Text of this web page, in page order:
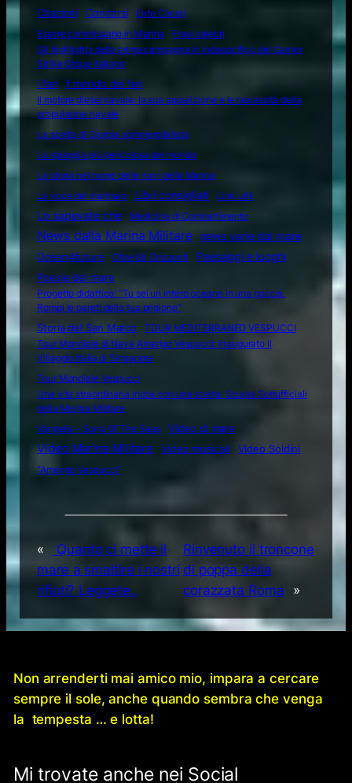
Citazioni
Concorsi
Ente Circoli
Essere commissario in Marina
Frasi celebri
Gli highlights della prima campagna in Indopacifico del Carrier
Strike Group italiano
I fari
Il mondo dei fari
Il motore diesel navale: la sua apparizione e le necessità della
propulsione navale
La scelta di Giorgia sommergibilista
La spiaggia più pericolosa del mondo
La storia nel nome delle navi della Marina
La voce del marinaio
Libri consigliati Link utili
Lo sapevate che Medicina di Combattimento
News dalla Marina Militare
news varie dal mare
Ocean4future
Oltre Gli Orizzonti
Paesaggi e luoghi
Poesie del mare
Progetto didattico: “Tu sei un intero oceano in una goccia.
Rompi le pareti della tua prigione”
Storia del San Marco
TOUR MEDITERRANEO VESPUCCI
Tour Mondiale di Nave Amerigo Vespucci: inaugurato il
Villaggio Italia di Singapore
Tour Mondiale Vespucci
Una vita straordinaria inizia con una scelta: Scuola Sottufficiali
della Marina Militare
Vangelis – Song Of The Seas
Video di mare
Video Marina Militare Video musicali
Video Soldini
“Amerigo Vespucci”
«
Quanto ci mette il
mare a smaltire i nostri
rifiuti? Leggete..
Rinvenuto il troncone
di poppa della
corazzata Roma
»
Non arrenderti mai amico mio, impara a cercare
sempre il sole, anche quando sembra che venga
la tempesta … e lotta!
Mi trovate anche nei Social